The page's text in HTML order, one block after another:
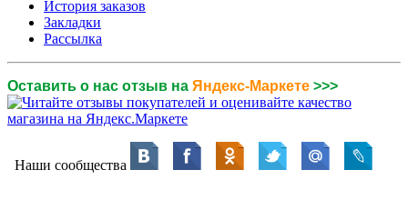
История заказов
Закладки
Рассылка
Оставить о нас отзыв на Яндекс-Маркете >>>
Наши сообщества